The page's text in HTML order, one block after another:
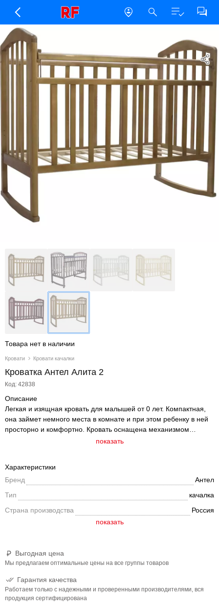
Кровати Кровати качалки
Кроватка Антел Алита 2
Код: 42838
Товара нет в наличии
Описание
Легкая и изящная кровать для малышей от 0 лет. Компактная,
она займет немного места в комнате и при этом ребенку в ней
просторно и комфортно. Кровать оснащена механизмом
поперечного качания с возможностью фиксации и установки
показать
Выгодная цена
Мы предлагаем оптимальные цены на все группы товаров
Гарантия качества
Работаем только с надежными и проверенными производителями, вся
продукция сертифицирована
Характеристики
Бренд
Антел
Тип
качалка
Страна производства
Россия